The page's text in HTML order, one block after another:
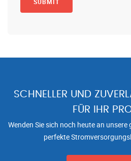
SCHNELLER UND
FÜR IHR
Wenden Sie sich noch heute an
perfekte